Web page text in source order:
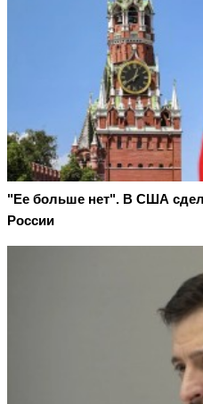
"Ее больше нет". В США
России